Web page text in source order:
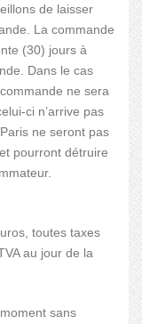
de laisser
La commande
(30) jours à
Dans le cas
ne sera
ci n’arrive pas
ne seront pas
pourront détruire
toutes taxes
au jour de la
sans